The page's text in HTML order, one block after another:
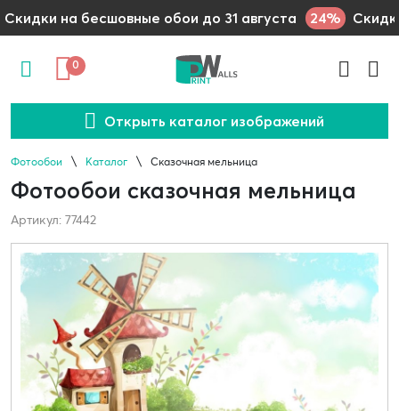
Скидки на бесшовные обои до 31 августа 24%
0
Открыть каталог изображений
Фотообои Каталог Сказочная мельница
Фотообои сказочная мельница
Артикул: 77442